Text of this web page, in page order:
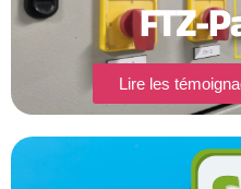
FTZ-
Lire les